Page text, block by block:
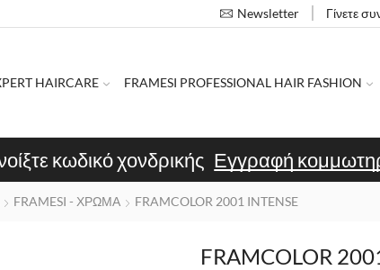
Newsletter Γίνετε
HAIRCARE FRAMESI PROFESSIONAL HAIR FASHION
κωδικό χονδρικής Εγγραφή
FRAMESI - ΧΡΩΜΑ FRAMCOLOR 2001 INTENSE
FRAMCOLOR